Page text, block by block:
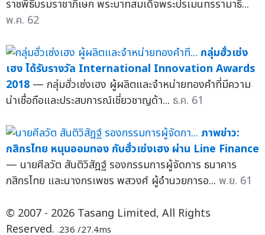
ราชพิธีบรมราชาภิเษก พระบาทสมเด็จพระปรเมนทรรามาธิ...
พ.ค. 62
กลุ่มฮั่วเซ่ง
เฮง ได้รับรางวัล International Innovation Awards
2018 — กลุ่มฮั่วเซ่งเฮง ผู้ผลิตและจำหน่ายทองคำที่มีความ
น่าเชื่อถือและประสบการณ์เชี่ยวชาญด้า... ธ.ค. 61
ภาพข่าว:
กสิกรไทย หนุนออมทอง กับฮั่วเซ่งเฮง ผ่าน Line Finance
— นายศีลวัต สันติวิสัฎฐ์ รองกรรมการผู้จัดการ ธนาคาร
กสิกรไทย และนางกรเพชร พสวงศ์ ผู้อำนวยการอ... พ.ย. 61
© 2007 - 2026 Tasang Limited, All Rights
Reserved. .236 /27.4ms